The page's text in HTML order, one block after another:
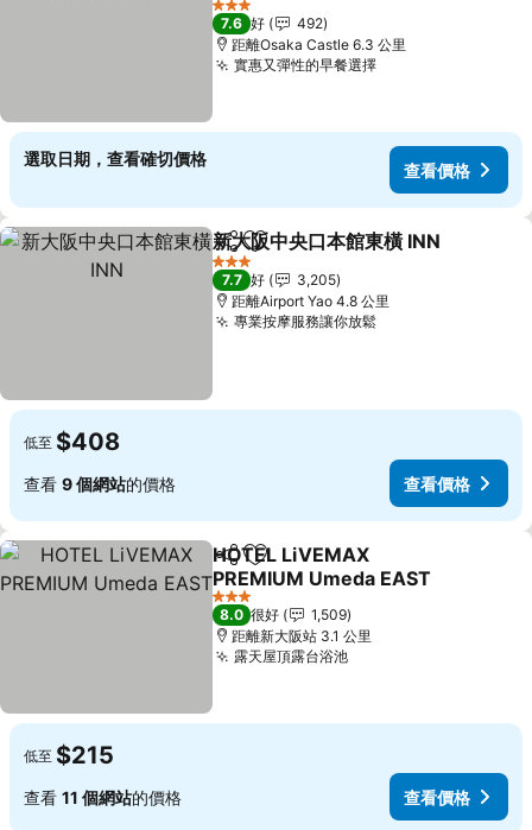
3 星級
7.6 好
492
距離Osaka Castle 6.3 公里
實惠又彈性的早餐選擇
選取日期，查看確切價格
查看價格
分享 放到收藏夾
新大阪中央口本館東橫 INN
3 星級
7.7 好
3,205
距離Airport Yao 4.8 公里
專業按摩服務讓你放鬆
低至 $408
查看 9 個網站的價格 查看價格
分享 放到收藏夾
HOTEL LiVEMAX
PREMIUM Umeda EAST
3 星級
8.0 很好
1,509
距離新大阪站 3.1 公里
露天屋頂露台浴池
低至 $215
查看 11 個網站的價格 查看價格